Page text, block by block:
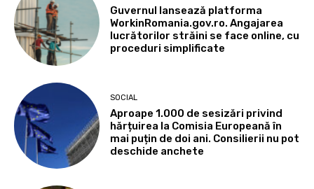
Guvernul lansează platforma
WorkinRomania.gov.ro. Angajarea
lucrătorilor străini se face online, cu
proceduri simplificate
SOCIAL
Aproape 1.000 de sesizări privind
hărțuirea la Comisia Europeană în
mai puțin de doi ani. Consilierii nu pot
deschide anchete